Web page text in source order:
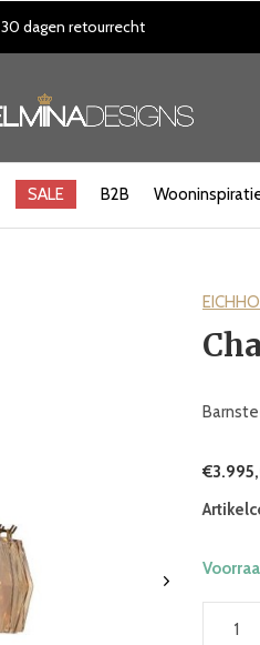
SALE B2B
30 dagen retourrecht